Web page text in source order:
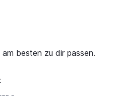
besten zu dir passen.